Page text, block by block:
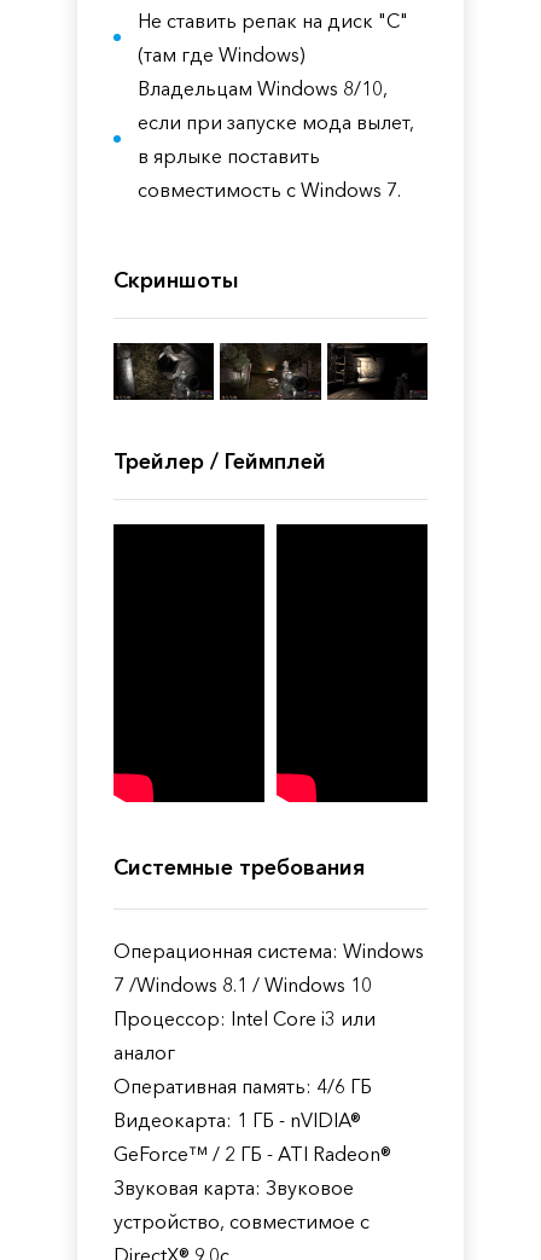
Не ставить репак на диск "С"
(там где Windows)
Владельцам Windows 8/10,
если при запуске мода вылет,
в ярлыке поставить
совместимость с Windows 7.
Скриншоты
Трейлер / Геймплей
Системные требования
Операционная система: Windows
7 /Windows 8.1 / Windows 10
Процессор: Intel Core i3 или
аналог
Оперативная память: 4/6 ГБ
Видеокарта: 1 ГБ - nVIDIA®
GeForce™ / 2 ГБ - ATI Radeon®
Звуковая карта: Звуковое
устройство, совместимое с
DirectX® 9.0с